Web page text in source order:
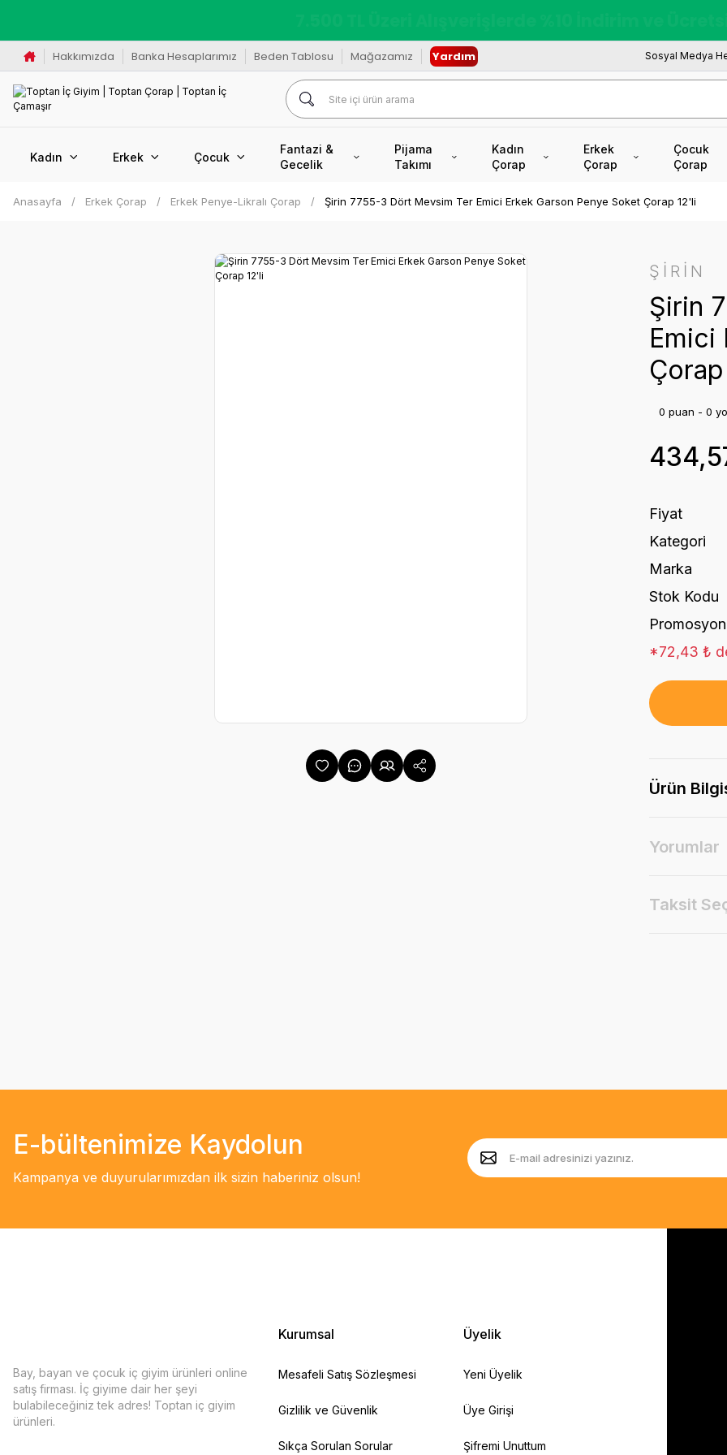
Hakkımızda Banka Hesaplarımız Beden Tablosu Mağazamız Yardım Sosyal Medya
Kadın Erkek Çocuk
Fantazi &
Gecelik
Pijama
Takımı
Kadın
Çorap
Erkek
Çorap
Çocuk
Çorap
Anasayfa Erkek Çorap Erkek Penye-Likralı Çorap Şirin 7755-3 Dört Mevsim Ter Emici Erkek Garson Penye Soket Çorap 12'li
ŞİRİN
Şirin
Emici
0 puan - 0
Fiyat
Kategori
Marka
Stok Kodu
Promosyon
*72,43 ₺
Ürün
Yorumlar
Taksit
E-bültenimize Kaydolun
Kampanya ve duyurularımızdan ilk sizin haberiniz olsun!
Bay, bayan ve çocuk iç giyim ürünleri online
satış firması. İç giyime dair her şeyi
bulabileceğiniz tek adres! Toptan iç giyim
ürünleri.
Kurumsal
Mesafeli Satış Sözleşmesi
Gizlilik ve Güvenlik
Sıkça Sorulan Sorular
Üyelik
Yeni Üyelik
Üye Girişi
Şifremi Unuttum